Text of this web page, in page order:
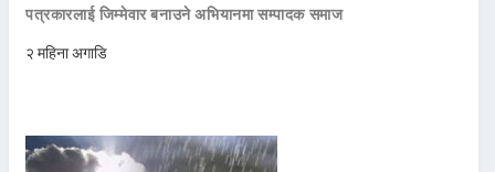
पत्रकारलाई जिम्मेवार बनाउने अभियानमा सम्पादक समाज
२ महिना अगाडि